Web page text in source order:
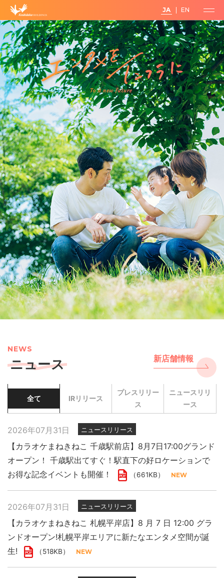
NEWS
ニュース 新店舗情報
全て IRリリース
プレスリリー
ス
ニュースリリ
ース
2026年07月31日 ニュースリリース
【カラオケまねきねこ 千歳駅前店】8月7日17:00グランド
オープン！ 千歳駅出てすぐ！駅直下の好ロケーションで
お得な記念イベントも開催！
（661KB）
2026年07月31日 ニュースリリース
【カラオケまねきねこ 札幌平岸店】8 月 7 日 12:00 グラ
ンドオープン!札幌平岸エリアに新たなエンタメ空間が誕
生!
（518KB）
JA EN